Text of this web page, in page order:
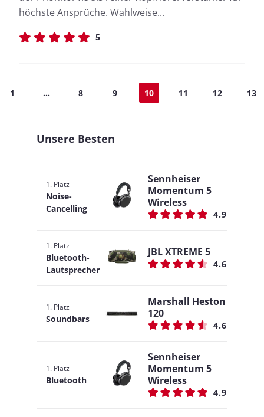
höchste Ansprüche. Wahlweise...
5
1 ... 8 9 10 11 12 13
Unsere Besten
1. Platz
Noise-
Cancelling
Sennheiser
Momentum 5
Wireless
4.9
1. Platz
Bluetooth-
Lautsprecher
JBL XTREME 5
4.6
1. Platz
Soundbars
Marshall Heston
120
4.6
1. Platz
Bluetooth
Sennheiser
Momentum 5
Wireless
4.9